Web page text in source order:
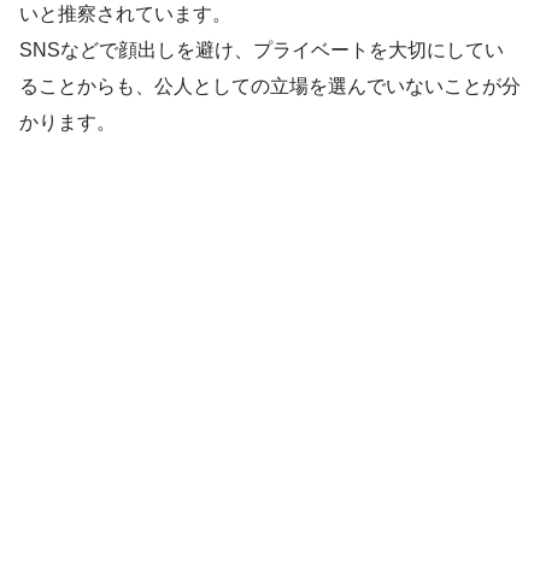
いと推察されています。
SNSなどで顔出しを避け、プライベートを大切にしてい
ることからも、公人としての立場を選んでいないことが分
かります。